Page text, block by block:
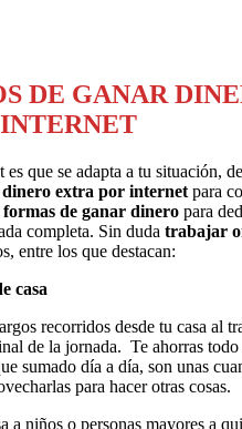
DE GANAR
que se adapta a tu situación,
extra por internet para
formas de ganar dinero para
completa. Sin duda trabajar
entre los que destacan:
casa
recorridos desde tu casa al
de la jornada. Te ahorras todo
sumado día a día, son unas
para hacer otras cosas.
a niños o personas mayores a